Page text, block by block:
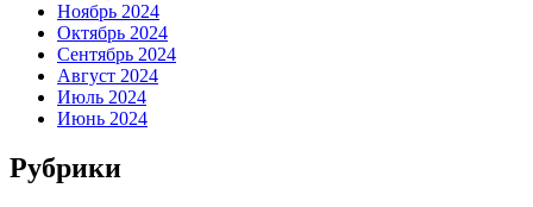
Ноябрь 2024
Октябрь 2024
Сентябрь 2024
Август 2024
Июль 2024
Июнь 2024
Рубрики